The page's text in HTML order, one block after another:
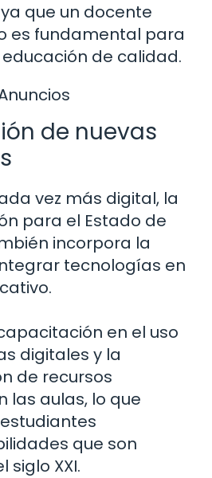
que un docente
es fundamental para
de calidad.
de nuevas
vez más digital, la
para el Estado de
incorpora la
tecnologías en
en el uso
digitales y la
de recursos
las aulas, lo que
que son
siglo XXI.